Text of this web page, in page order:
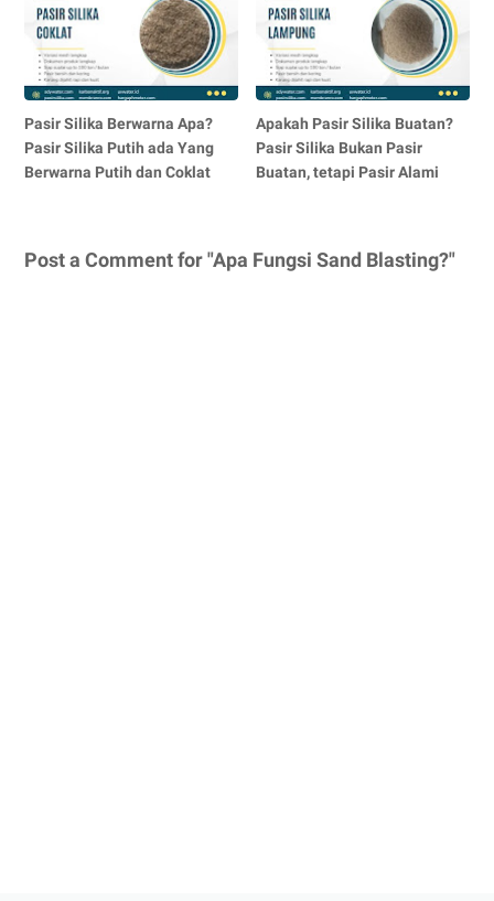
Pasir Silika Berwarna Apa?
Pasir Silika Putih ada Yang
Berwarna Putih dan Coklat
Apakah Pasir Silika Buatan?
Pasir Silika Bukan Pasir
Buatan, tetapi Pasir Alami
Post a Comment for "Apa Fungsi Sand Blasting?"